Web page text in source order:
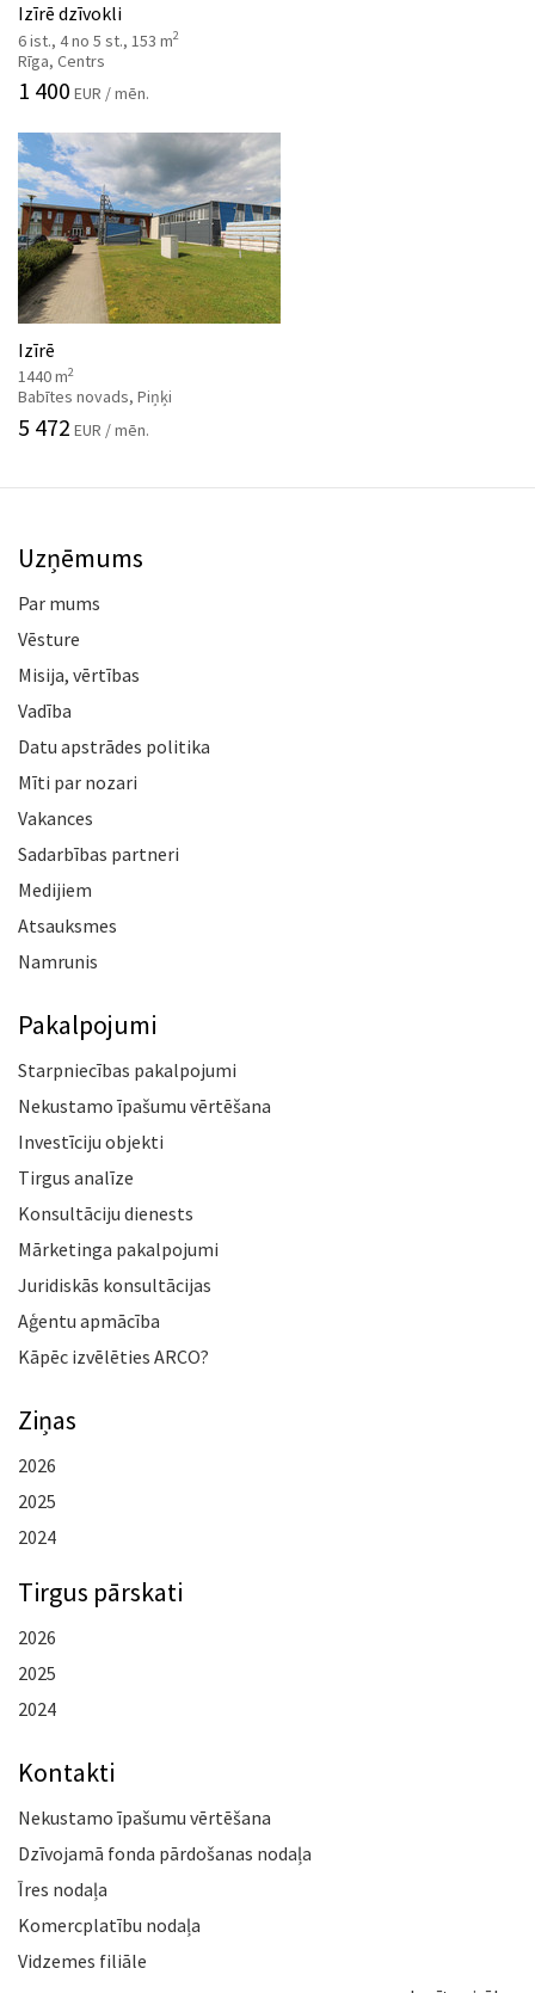
Izīrē dzīvokli
6 ist., 4 no 5 st., 153 m2
Rīga, Centrs
1 400 EUR / mēn.
Izīrē
1440 m2
Babītes novads, Piņķi
5 472 EUR / mēn.
Uzņēmums
Par mums
Vēsture
Misija, vērtības
Vadība
Datu apstrādes politika
Mīti par nozari
Vakances
Sadarbības partneri
Medijiem
Atsauksmes
Namrunis
Pakalpojumi
Starpniecības pakalpojumi
Nekustamo īpašumu vērtēšana
Investīciju objekti
Tirgus analīze
Konsultāciju dienests
Mārketinga pakalpojumi
Juridiskās konsultācijas
Aģentu apmācība
Kāpēc izvēlēties ARCO?
Ziņas
2026
2025
2024
Tirgus pārskati
2026
2025
2024
Kontakti
Nekustamo īpašumu vērtēšana
Dzīvojamā fonda pārdošanas nodaļa
Īres nodaļa
Komercplatību nodaļa
Vidzemes filiāle